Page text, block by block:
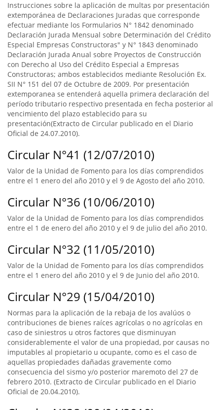
Instrucciones sobre la aplicación de multas por presentación
extemporánea de Declaraciones Juradas que corresponde
efectuar mediante los Formularios N° 1842 denominado
Declaración Jurada Mensual sobre Determinación del Crédito
Especial Empresas Constructoras" y N° 1843 denominado
Declaración Jurada Anual sobre Proyectos de Construcción
con Derecho al Uso del Crédito Especial a Empresas
Constructoras; ambos establecidos mediante Resolución Ex.
SII N° 151 del 07 de Octubre de 2009. Por presentación
extemporanea se entenderá aquella primera declaración del
período tributario respectivo presentada en fecha posterior al
vencimiento del plazo establecido para su
presentación(Extracto de Circular publicado en el Diario
Oficial de 24.07.2010).
Circular N°41 (12/07/2010)
Valor de la Unidad de Fomento para los días comprendidos
entre el 1 enero del año 2010 y el 9 de Agosto del año 2010.
Circular N°36 (10/06/2010)
Valor de la Unidad de Fomento para los días comprendidos
entre el 1 de enero del año 2010 y el 9 de julio del año 2010.
Circular N°32 (11/05/2010)
Valor de la Unidad de Fomento para los días comprendidos
entre el 1 enero del año 2010 y el 9 de Junio del año 2010.
Circular N°29 (15/04/2010)
Normas para la aplicación de la rebaja de los avalúos o
contribuciones de bienes raíces agrícolas o no agrícolas en
caso de siniestros u otros factores que disminuyan
considerablemente el valor de una propiedad, por causas no
imputables al propietario u ocupante, como es el caso de
aquellas propiedades dañadas gravemente como
consecuencia del sismo y/o posterior maremoto del 27 de
febrero 2010. (Extracto de Circular publicado en el Diario
Oficial de 20.04.2010).